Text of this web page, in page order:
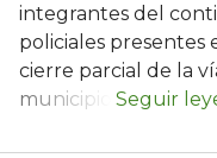
integrantes del
policiales presentes
cierre parcial de la
municipio.